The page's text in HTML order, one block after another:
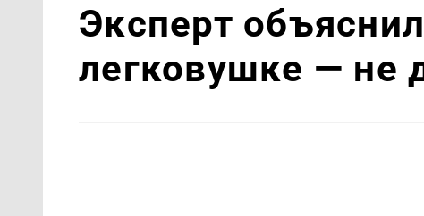
Эксперт
легковушке — не